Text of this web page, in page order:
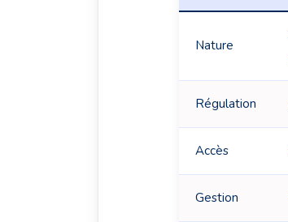
Nature
Régulation
Accès
Gestion